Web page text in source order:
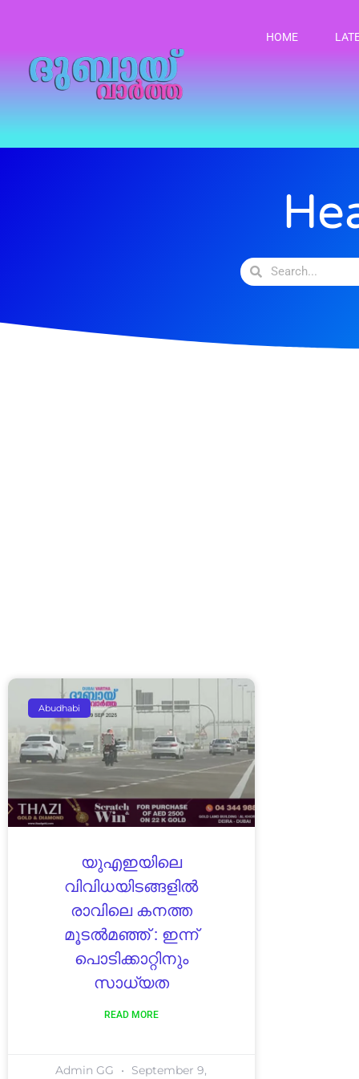
HOME
Abudhabi
യുഎഇയിലെ
വിവിധയിടങ്ങളിൽ
രാവിലെ കനത്ത
മൂടൽമഞ്ഞ് : ഇന്ന്
പൊടിക്കാറ്റിനും
സാധ്യത
READ MORE
Admin GG
September 9,